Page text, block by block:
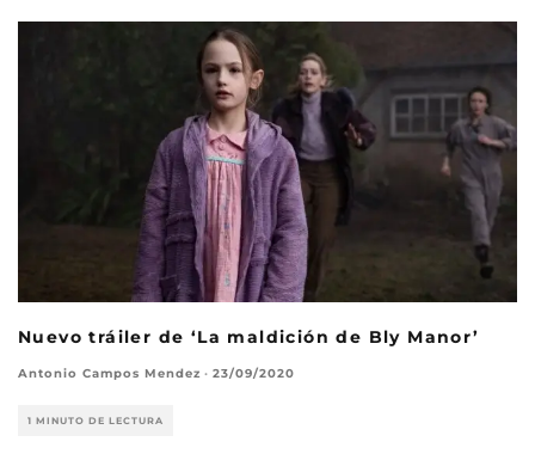
Nuevo tráiler de ‘La maldición de Bly Manor’
Antonio Campos Mendez · 23/09/2020
1 MINUTO DE LECTURA